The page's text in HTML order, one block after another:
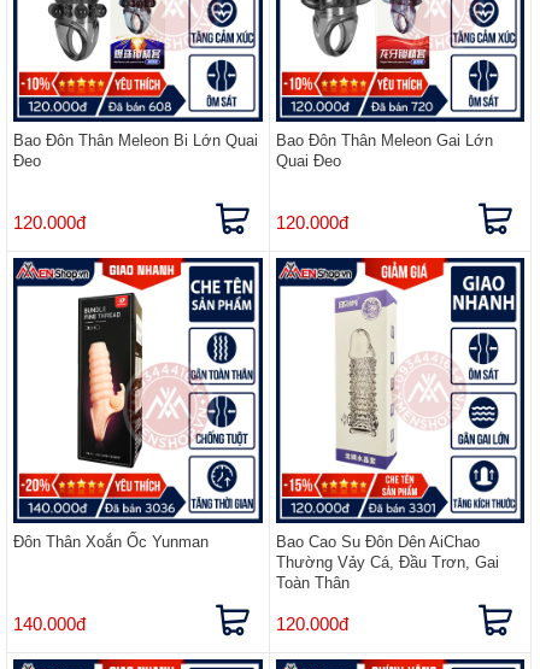
Bao Đôn Thân Meleon Bi Lớn Quai
Đeo
120.000đ
Bao Đôn Thân Meleon Gai Lớn
Quai Đeo
120.000đ
Đôn Thân Xoắn Ốc Yunman
140.000đ
Bao Cao Su Đôn Dên AiChao
Thường Vảy Cá, Đầu Trơn, Gai
Toàn Thân
120.000đ